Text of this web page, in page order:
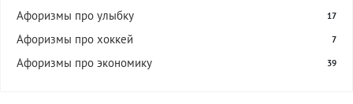
Афоризмы про улыбку 17
Афоризмы про хоккей 7
Афоризмы про экономику 39